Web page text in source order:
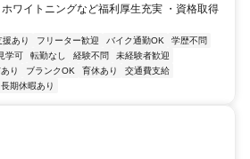
ワイトニングなど福利厚生充実 ・資格取得
援あり フリーター歓迎 バイク通勤OK
学歴不問
学可 転勤なし 経験不問
未経験者歓迎
り ブランクOK 育休あり
交通費支給
長期休暇あり